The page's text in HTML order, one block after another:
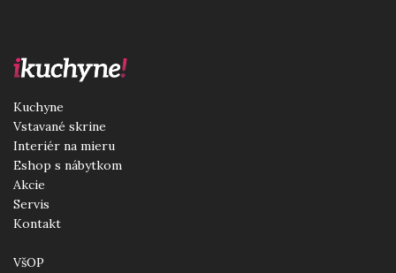
Kuchyne
Vstavané skrine
Interiér na mieru
Eshop s nábytkom
Akcie
Servis
Kontakt
VšOP